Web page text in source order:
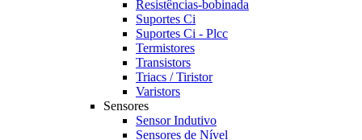
Resistências-bobinada
Suportes Ci
Suportes Ci - Plcc
Termistores
Transistors
Triacs / Tiristor
Varistors
Sensores
Sensor Indutivo
Sensores de Nível